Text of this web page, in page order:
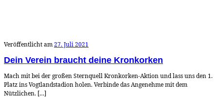
Veröffentlicht am27. Juli 2021
Dein Verein braucht deine Kronkorken
Mach mit bei der großen Sternquell Kronkorken-Aktion und lass uns den 1.
Platz ins Vogtlandstadion holen. Verbinde das Angenehme mit dem
Nützlichen. […]